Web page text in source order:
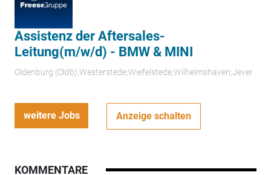
Assistenz der Aftersales-
Leitung(m/w/d) - BMW & MINI
Oldenburg (Oldb);Westerstede;Wiefelstede;Wilhelmshaven;Jever
weitere Jobs Anzeige schalten
KOMMENTARE